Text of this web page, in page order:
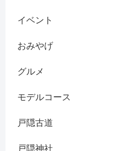
イベント
おみやげ
グルメ
モデルコース
戸隠古道
戸隠神社